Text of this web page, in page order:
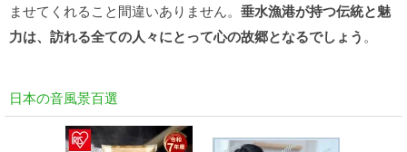
ませてくれること間違いありません。 垂水漁港が持つ伝統と魅
力は、訪れる全ての人々にとって心の故郷となるでしょう 。
日本の音風景百選